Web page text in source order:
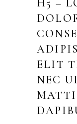
H5 –
ELIT
NEC